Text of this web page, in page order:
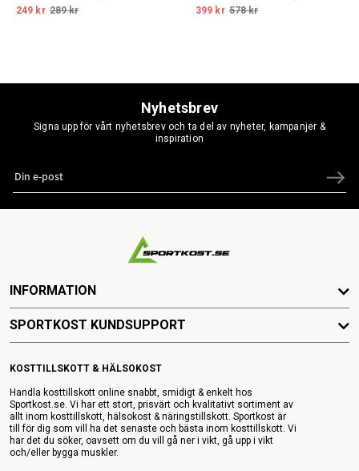
249 kr 289 kr 399 kr 578 kr
Nyhetsbrev
Signa upp för vårt nyhetsbrev och ta del av nyheter, kampanjer &
inspiration
KOSTTILLSKOTT & HÄLSOKOST
Handla kosttillskott online snabbt, smidigt & enkelt hos
Sportkost.se. Vi har ett stort, prisvärt och kvalitativt sortiment av
allt inom kosttillskott, hälsokost & näringstillskott. Sportkost är
till för dig som vill ha det senaste och bästa inom kosttillskott. Vi
har det du söker, oavsett om du vill gå ner i vikt, gå upp i vikt
och/eller bygga muskler.
INFORMATION
SPORTKOST KUNDSUPPORT